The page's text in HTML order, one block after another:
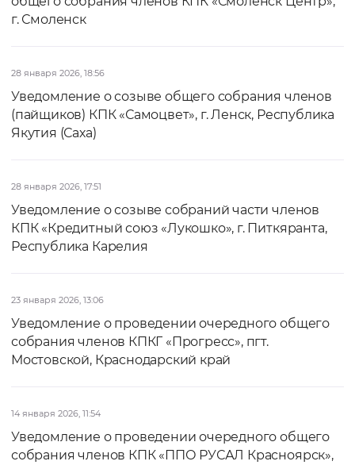
г. Смоленск
28 января 2026, 18:56
Уведомление о созыве общего собрания членов
(пайщиков) КПК «Самоцвет», г. Ленск, Республика
Якутия (Саха)
28 января 2026, 17:51
Уведомление о созыве собраний части членов
КПК «Кредитный союз «Лукошко», г. Питкяранта,
Республика Карелия
23 января 2026, 13:06
Уведомление о проведении очередного общего
собрания членов КПКГ «Прогресс», пгт.
Мостовской, Краснодарский край
14 января 2026, 11:54
Уведомление о проведении очередного общего
собрания членов КПК «ППО РУСАЛ Красноярск»,